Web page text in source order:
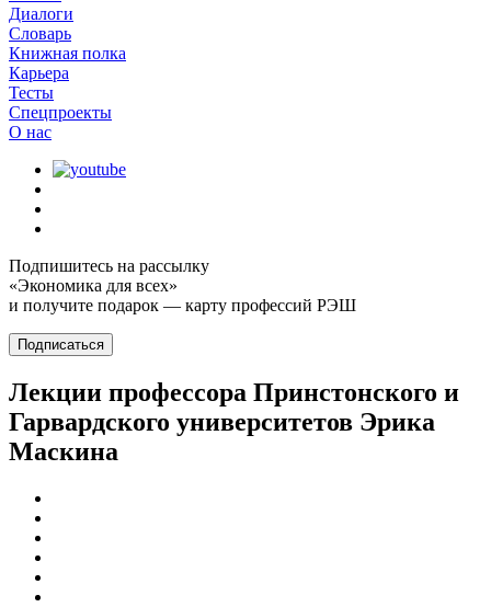
Диалоги
Словарь
Книжная полка
Карьера
Тесты
Спецпроекты
О наc
Подпишитесь на рассылку
«Экономика для всех»
и получите подарок — карту профессий РЭШ
Подписаться
Лекции профессора Принстонского и
Гарвардского университетов Эрика
Маскина